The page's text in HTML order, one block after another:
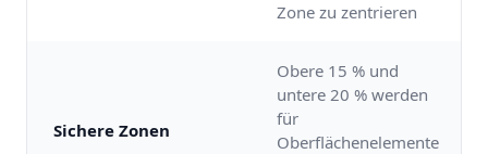
Zone zu zentrieren
Sichere Zonen
Obere 15 % und
untere 20 % werden
für
Oberflächenelemente